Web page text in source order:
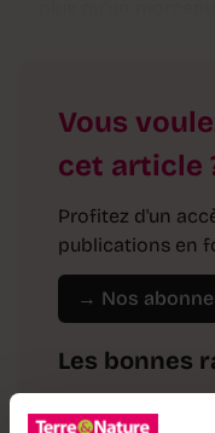
Vous
cet article
Profitez d'un
publications en
→ Nos
Les bonnes
Accès à